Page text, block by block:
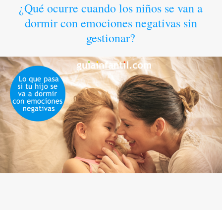
¿Qué ocurre cuando los niños se van a
dormir con emociones negativas sin
gestionar?